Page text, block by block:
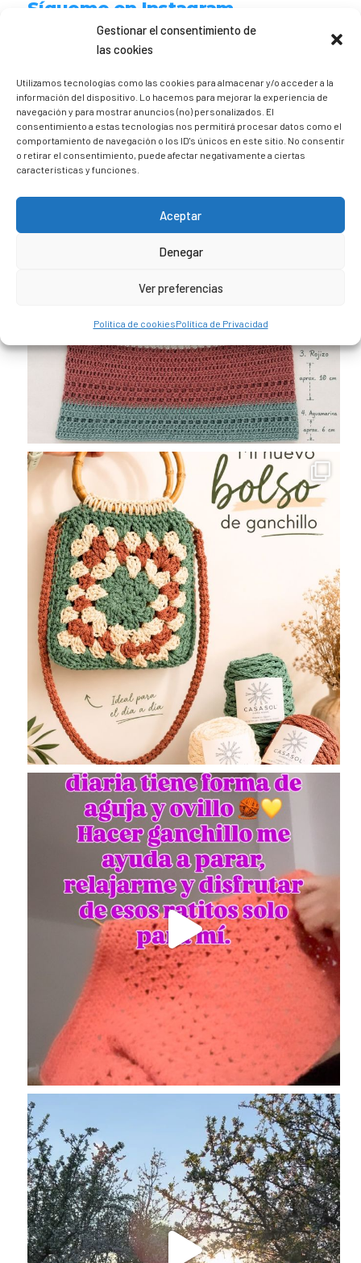
Gestionar el consentimiento de
las cookies
Utilizamos tecnologías como las cookies para almacenar y/o acceder a la
información del dispositivo. Lo hacemos para mejorar la experiencia de
navegación y para mostrar anuncios (no) personalizados. El
consentimiento a estas tecnologías nos permitirá procesar datos como el
comportamiento de navegación o los ID's únicos en este sitio. No consentir
o retirar el consentimiento, puede afectar negativamente a ciertas
características y funciones.
Aceptar
Denegar
Ver preferencias
Política de cookiesPolítica de Privacidad
Sígueme en Instagram
Freelance | Web | RRSS
Mi tienda de productos ECO
@lacatalina.shop
Alquila tu Autocaravana en
@caravana_go
Mi blog de viajes